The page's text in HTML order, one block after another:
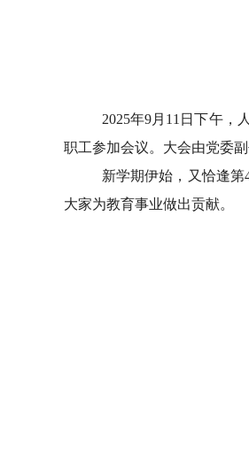
2025年9月11日下午，
职工参加会议。大会由党委副
新学期伊始，又恰逢
大家为教育事业做出贡献。